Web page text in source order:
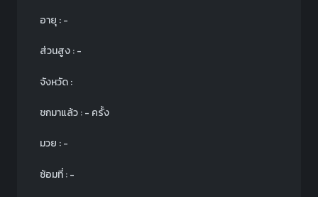
อายุ : -
ส่วนสูง : -
จังหวัด :
ชกมาแล้ว : - ครั้ง
มวย : -
ซ้อมที่ : -